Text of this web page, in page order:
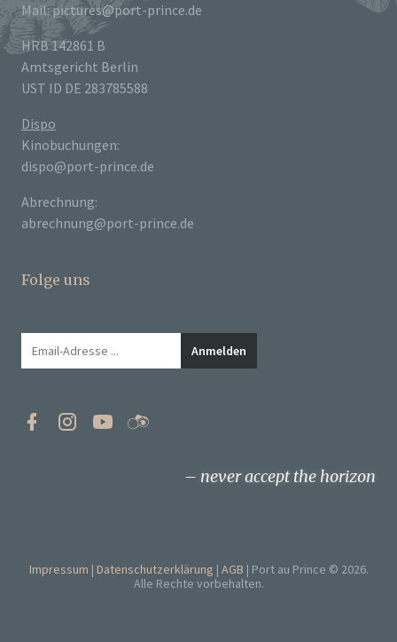
Mail: pictures@port-prince.de
HRB 142861 B
Amtsgericht Berlin
UST ID DE 283785588
Dispo
Kinobuchungen:
dispo@port-prince.de
Abrechnung:
abrechnung@port-prince.de
Folge uns
never accept the horizon
Impressum Datenschutzerklärung AGB
Port au Prince © 2026.
Alle Rechte vorbehalten.